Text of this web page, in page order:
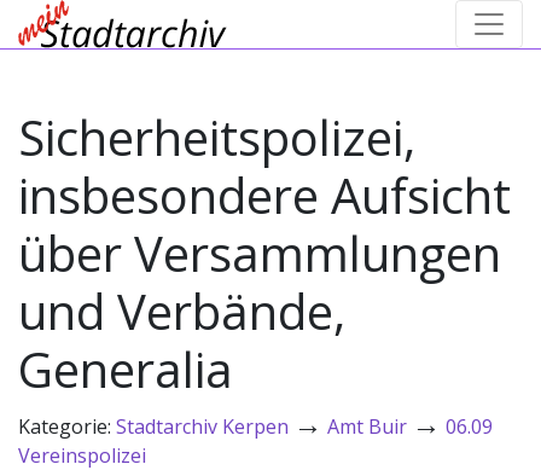
Sicherheitspolizei,
insbesondere Aufsicht
über Versammlungen
und Verbände,
Generalia
Kategorie: Stadtarchiv Kerpen → Amt Buir → 06.09
Vereinspolizei